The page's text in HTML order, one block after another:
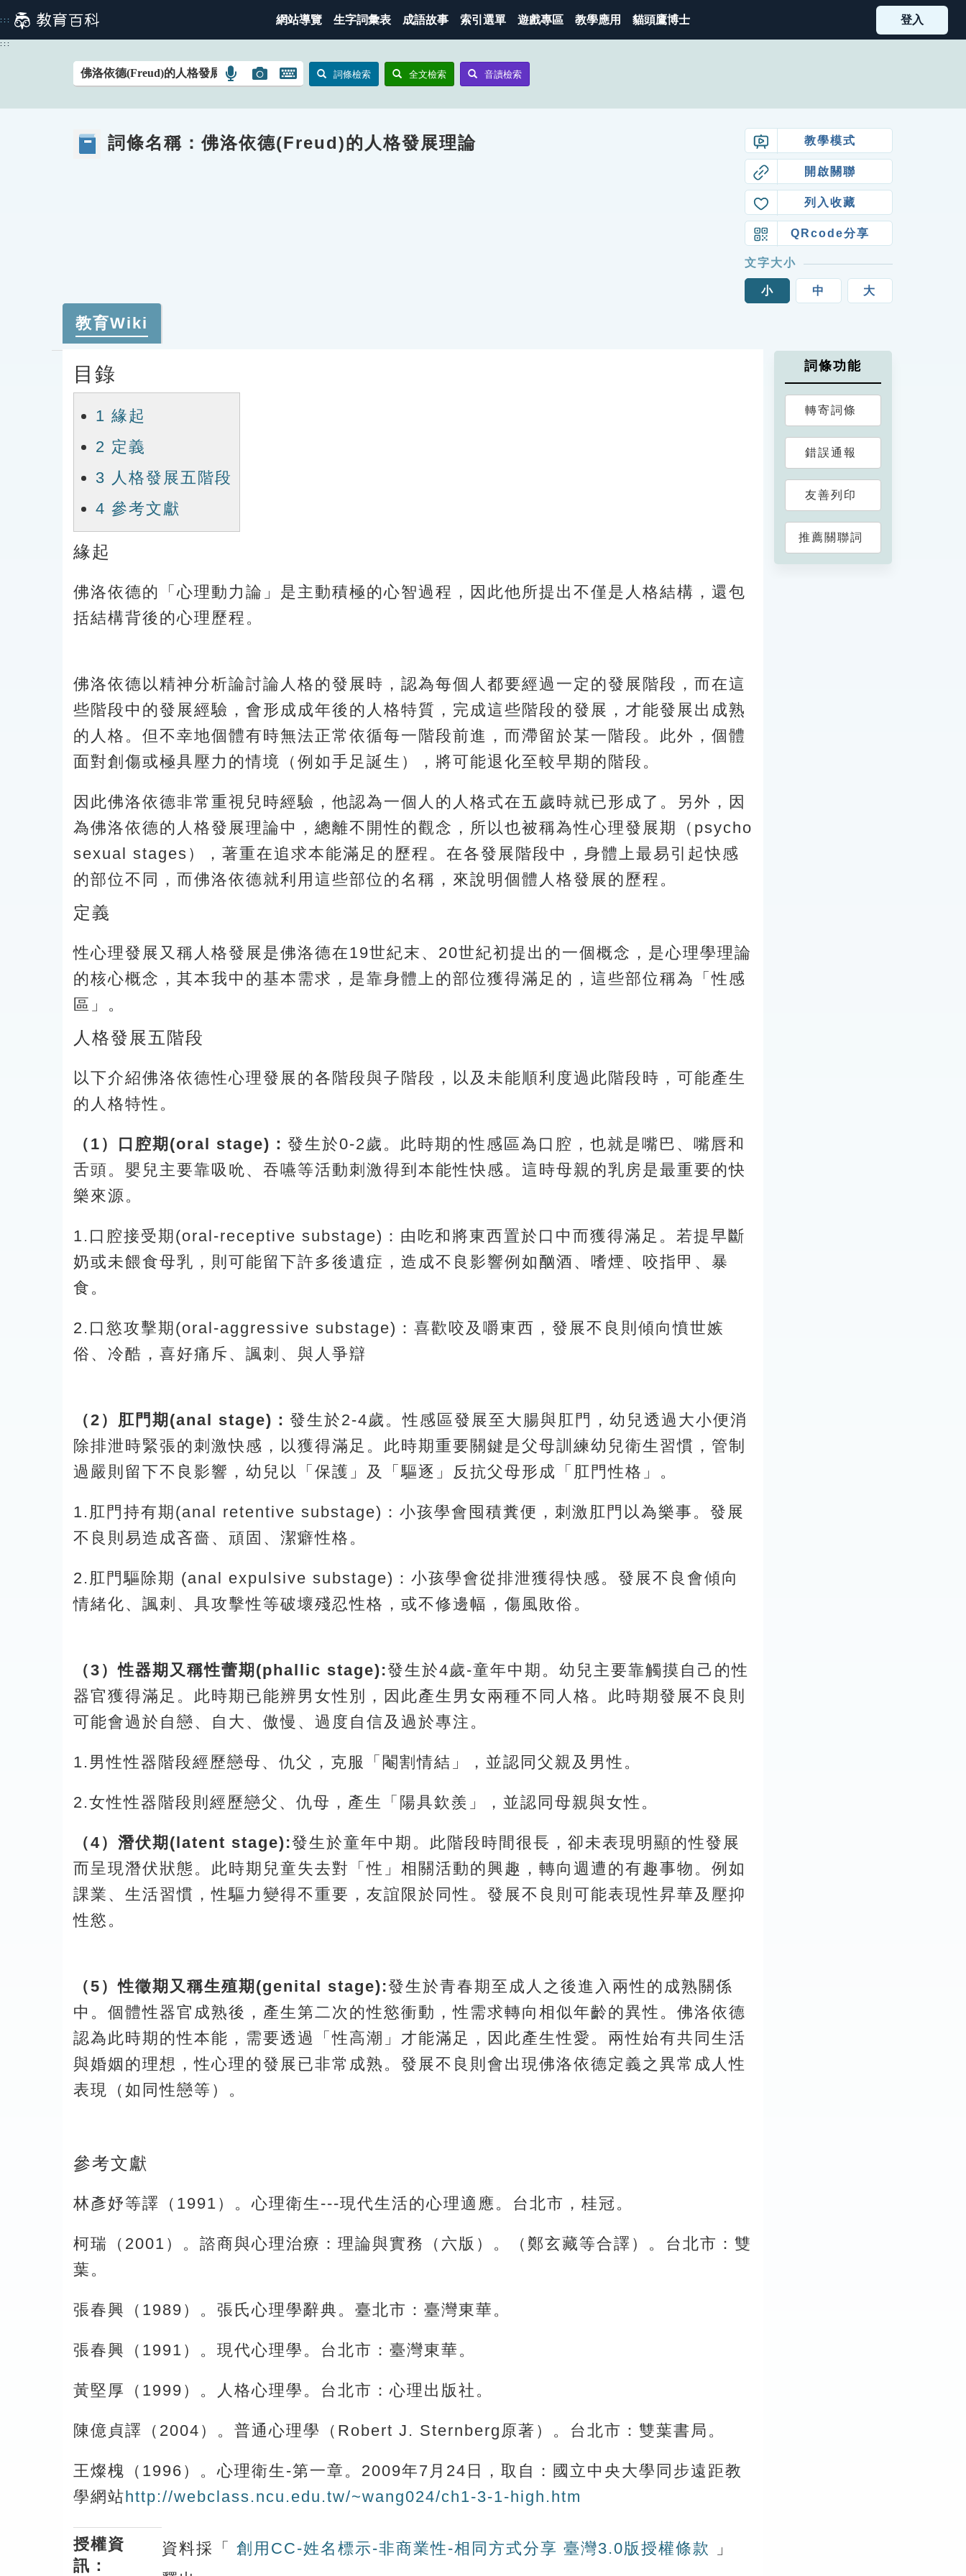
到
主
::: 網站導覽 生字詞彙表 成語故事 索引選單 遊戲專區 教學應用 貓頭鷹博士 登入
:::
語
搜
圖
圖
搜
圖
開
鍵
圖
詞條檢索 全文檢索 音讀檢索
詞條名稱：佛洛依德(Freud)的人格發展理論 教學模式
開啟關聯
列入收藏
QRcode分享
文字大小
小 中 大
教育Wiki
目錄
1 緣起
2 定義
3 人格發展五階段
4 參考文獻
緣起
佛洛依德的「心理動力論」是主動積極的心智過程，因此他所提出不僅是人格結構，還包
括結構背後的心理歷程。
佛洛依德以精神分析論討論人格的發展時，認為每個人都要經過一定的發展階段，而在這
些階段中的發展經驗，會形成成年後的人格特質，完成這些階段的發展，才能發展出成熟
的人格。但不幸地個體有時無法正常依循每一階段前進，而滯留於某一階段。此外，個體
面對創傷或極具壓力的情境（例如手足誕生），將可能退化至較早期的階段。
因此佛洛依德非常重視兒時經驗，他認為一個人的人格式在五歲時就已形成了。另外，因
為佛洛依德的人格發展理論中，總離不開性的觀念，所以也被稱為性心理發展期（psycho
sexual stages），著重在追求本能滿足的歷程。在各發展階段中，身體上最易引起快感
的部位不同，而佛洛依德就利用這些部位的名稱，來說明個體人格發展的歷程。
定義
性心理發展又稱人格發展是佛洛德在19世紀末、20世紀初提出的一個概念，是心理學理論
的核心概念，其本我中的基本需求，是靠身體上的部位獲得滿足的，這些部位稱為「性感
區」。
人格發展五階段
以下介紹佛洛依德性心理發展的各階段與子階段，以及未能順利度過此階段時，可能產生
的人格特性。
（1）口腔期(oral stage)： 發生於0-2歲。此時期的性感區為口腔，也就是嘴巴、嘴唇和
舌頭。嬰兒主要靠吸吮、吞嚥等活動刺激得到本能性快感。這時母親的乳房是最重要的快
樂來源。
1.口腔接受期(oral-receptive substage)：由吃和將東西置於口中而獲得滿足。若提早斷
奶或未餵食母乳，則可能留下許多後遺症，造成不良影響例如酗酒、嗜煙、咬指甲、暴
食。
2.口慾攻擊期(oral-aggressive substage)：喜歡咬及嚼東西，發展不良則傾向憤世嫉
俗、冷酷，喜好痛斥、諷刺、與人爭辯
（2）肛門期(anal stage)： 發生於2-4歲。性感區發展至大腸與肛門，幼兒透過大小便消
除排泄時緊張的刺激快感，以獲得滿足。此時期重要關鍵是父母訓練幼兒衛生習慣，管制
過嚴則留下不良影響，幼兒以「保護」及「驅逐」反抗父母形成「肛門性格」。
1.肛門持有期(anal retentive substage)：小孩學會囤積糞便，刺激肛門以為樂事。發展
不良則易造成吝嗇、頑固、潔癖性格。
2.肛門驅除期 (anal expulsive substage)：小孩學會從排泄獲得快感。發展不良會傾向
情緒化、諷刺、具攻擊性等破壞殘忍性格，或不修邊幅，傷風敗俗。
（3）性器期又稱性蕾期(phallic stage):發生於4歲-童年中期。幼兒主要靠觸摸自己的性
器官獲得滿足。此時期已能辨男女性別，因此產生男女兩種不同人格。此時期發展不良則
可能會過於自戀、自大、傲慢、過度自信及過於專注。
1.男性性器階段經歷戀母、仇父，克服「閹割情結」，並認同父親及男性。
2.女性性器階段則經歷戀父、仇母，產生「陽具欽羨」，並認同母親與女性。
（4）潛伏期(latent stage):發生於童年中期。此階段時間很長，卻未表現明顯的性發展
而呈現潛伏狀態。此時期兒童失去對「性」相關活動的興趣，轉向週遭的有趣事物。例如
課業、生活習慣，性驅力變得不重要，友誼限於同性。發展不良則可能表現性昇華及壓抑
性慾。
（5）性徵期又稱生殖期(genital stage):發生於青春期至成人之後進入兩性的成熟關係
中。個體性器官成熟後，產生第二次的性慾衝動，性需求轉向相似年齡的異性。佛洛依德
認為此時期的性本能，需要透過「性高潮」才能滿足，因此產生性愛。兩性始有共同生活
與婚姻的理想，性心理的發展已非常成熟。發展不良則會出現佛洛依德定義之異常成人性
表現（如同性戀等）。
參考文獻
林彥妤等譯（1991）。心理衛生---現代生活的心理適應。台北市，桂冠。
柯瑞（2001）。諮商與心理治療：理論與實務（六版）。（鄭玄藏等合譯）。台北市：雙
葉。
張春興（1989）。張氏心理學辭典。臺北市：臺灣東華。
張春興（1991）。現代心理學。台北市：臺灣東華。
黃堅厚（1999）。人格心理學。台北市：心理出版社。
陳億貞譯（2004）。普通心理學（Robert J. Sternberg原著）。台北市：雙葉書局。
王燦槐（1996）。心理衛生-第一章。2009年7月24日，取自：國立中央大學同步遠距教
學網站http://webclass.ncu.edu.tw/~wang024/ch1-3-1-high.htm
授權資
訊：
資料採「 創用CC-姓名標示-非商業性-相同方式分享 臺灣3.0版授權條款
」
詞條功能
轉寄詞條
錯誤通報
友善列印
推薦關聯詞